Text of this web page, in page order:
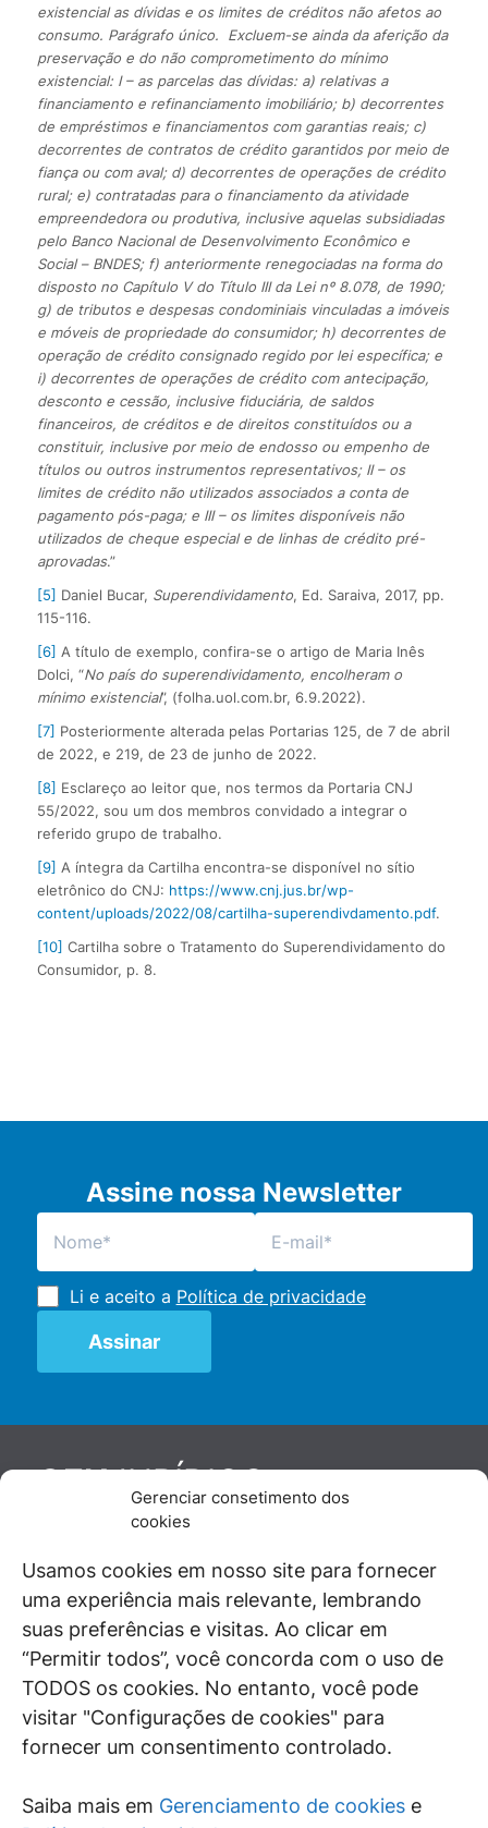
Gerenciar consetimento dos
cookies
Usamos cookies em nosso site para fornecer
uma experiência mais relevante, lembrando
suas preferências e visitas. Ao clicar em
“Permitir todos”, você concorda com o uso de
TODOS os cookies. No entanto, você pode
visitar "Configurações de cookies" para
fornecer um consentimento controlado.
Saiba mais em Gerenciamento de cookies e
existencial as dívidas e os limites de créditos não afetos ao
consumo. Parágrafo único. Excluem-se ainda da aferição da
preservação e do não comprometimento do mínimo
existencial: I – as parcelas das dívidas: a) relativas a
financiamento e refinanciamento imobiliário; b) decorrentes
de empréstimos e financiamentos com garantias reais; c)
decorrentes de contratos de crédito garantidos por meio de
fiança ou com aval; d) decorrentes de operações de crédito
rural; e) contratadas para o financiamento da atividade
empreendedora ou produtiva, inclusive aquelas subsidiadas
pelo Banco Nacional de Desenvolvimento Econômico e
Social – BNDES; f) anteriormente renegociadas na forma do
disposto no Capítulo V do Título III da Lei nº 8.078, de 1990;
g) de tributos e despesas condominiais vinculadas a imóveis
e móveis de propriedade do consumidor; h) decorrentes de
operação de crédito consignado regido por lei específica; e
i) decorrentes de operações de crédito com antecipação,
desconto e cessão, inclusive fiduciária, de saldos
financeiros, de créditos e de direitos constituídos ou a
constituir, inclusive por meio de endosso ou empenho de
títulos ou outros instrumentos representativos; II – os
limites de crédito não utilizados associados a conta de
pagamento pós-paga; e III – os limites disponíveis não
utilizados de cheque especial e de linhas de crédito pré-
aprovadas.”
[5] Daniel Bucar, Superendividamento, Ed. Saraiva, 2017, pp.
115-116.
[6] A título de exemplo, confira-se o artigo de Maria Inês
Dolci, “No país do superendividamento, encolheram o
mínimo existencial”, (folha.uol.com.br, 6.9.2022).
[7] Posteriormente alterada pelas Portarias 125, de 7 de abril
de 2022, e 219, de 23 de junho de 2022.
[8] Esclareço ao leitor que, nos termos da Portaria CNJ
55/2022, sou um dos membros convidado a integrar o
referido grupo de trabalho.
[9] A íntegra da Cartilha encontra-se disponível no sítio
eletrônico do CNJ: https://www.cnj.jus.br/wp-
content/uploads/2022/08/cartilha-superendivdamento.pdf.
[10] Cartilha sobre o Tratamento do Superendividamento do
Consumidor, p. 8.
Assine nossa Newsletter
Li e aceito a Política de privacidade
GENJURÍDICO
De maneira independente, os autores e
juristas e doutrinadores nacionais, se posicionam
diante de questões relevantes do cotidiano e
universo jurídico.